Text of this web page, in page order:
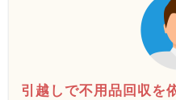
引越しで不用品回収を